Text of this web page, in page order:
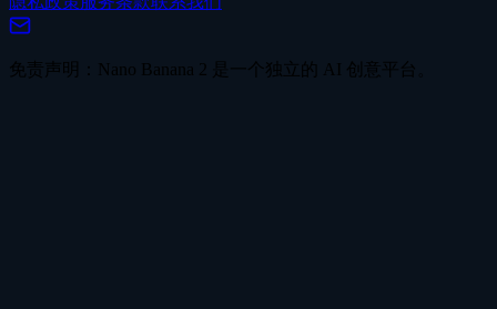
免责声明：Nano Banana 2 是一个独立的 AI 创意平台。